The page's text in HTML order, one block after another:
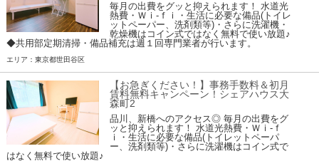
毎月の出費をグッと抑えられます！ 水道光
熱費・Ｗｉ-ｆｉ・生活に必要な備品(トイレ
ットペーパー、洗剤類等)・さらに洗濯機・
乾燥機はコイン式ではなく無料で使い放題♪
◆共用部定期清掃・備品補充は週１回専門業者が行います。
エリア：東京都世田谷区
【お急ぎください！】事務手数料＆初月
賃料無料キャンペーン！シェアハウス大
森町2
品川、新橋へのアクセス◎ 毎月の出費をグ
ッと抑えられます！ 水道光熱費・Ｗｉ-ｆ
ｉ・生活に必要な備品(トイレットペーパ
ー、洗剤類等)・さらに洗濯機はコイン式で
はなく無料で使い放題♪